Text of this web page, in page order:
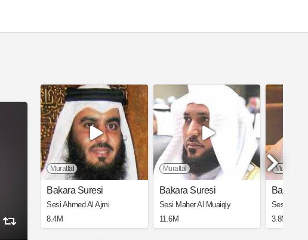
Murattal
Bakara Suresi
Sesi Ahmed Al Ajmi
8.4M
Murattal
Bakara Suresi
Sesi Maher Al Muaiqly
11.6M
Murattal
Bakara
Sesi Saad
3.8M